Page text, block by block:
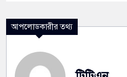
আপলোডকারীর তথ্য